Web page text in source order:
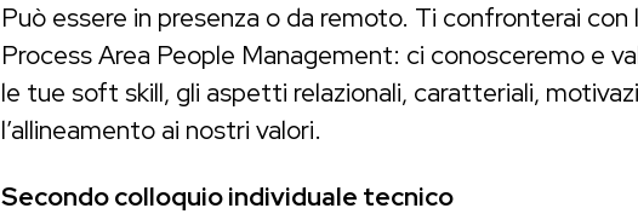
Può essere in presenza o da remoto. Ti confronterai con
Process Area People Management: ci conosceremo e
le tue soft skill, gli aspetti relazionali, caratteriali,
l’allineamento ai nostri valori.
Secondo colloquio individuale tecnico